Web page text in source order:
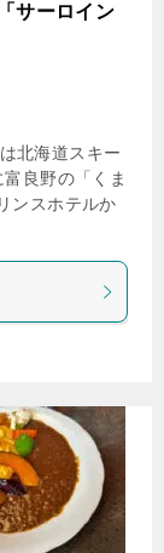
サーロイン
北海道スキー
良野の「くま
ンスホテルか